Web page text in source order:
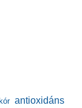
antioxidáns